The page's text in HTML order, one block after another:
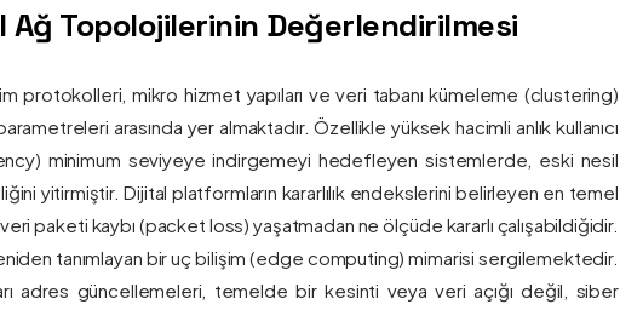
Topolojilerinin Değerlendirilmesi
protokolleri, mikro hizmet yapıları ve veri tabanı kümeleme (clustering)
arasında yer almaktadır. Özellikle yüksek hacimli anlık kullanıcı
minimum seviyeye indirgemeyi hedefleyen sistemlerde, eski nesil
yitirmiştir. Dijital platformların kararlılık endekslerini belirleyen en temel
paketi kaybı (packet loss) yaşatmadan ne ölçüde kararlı çalışabildiğidir.
tanımlayan bir uç bilişim (edge computing) mimarisi sergilemektedir.
adres güncellemeleri, temelde bir kesinti veya veri açığı değil, siber